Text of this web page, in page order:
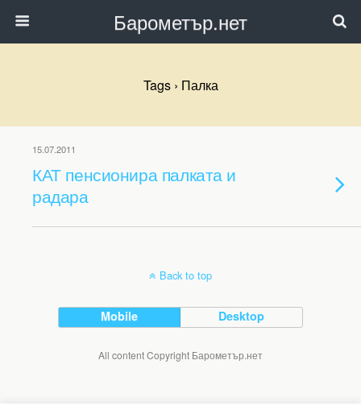
Барометър.нет
Tags › Палка
15.07.2011
КАТ пенсионира палката и
радара
Back to top
Mobile Desktop
All content Copyright Барометър.нет